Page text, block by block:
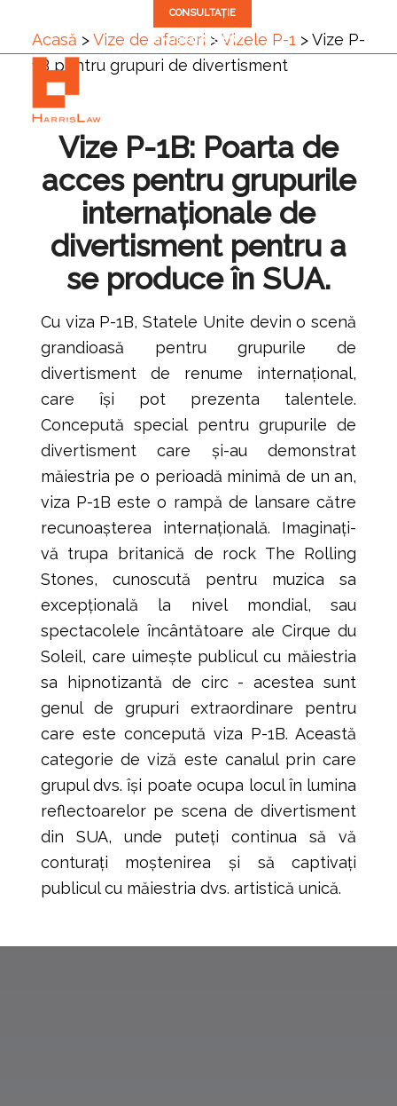
CONSULTAȚIE
✆ +1 (305) 792-8677
Acasă >Vize de afaceri >Vizele P-1 >Vize P-
1B pentru grupuri de divertisment
Vize P-1B: Poarta de
acces pentru grupurile
internaționale de
divertisment pentru a
se produce în SUA.
Cu viza P-1B, Statele Unite devin o scenă
grandioasă pentru grupurile de
divertisment de renume internațional,
care își pot prezenta talentele.
Concepută special pentru grupurile de
divertisment care și-au demonstrat
măiestria pe o perioadă minimă de un an,
viza P-1B este o rampă de lansare către
recunoașterea internațională. Imaginați-
vă trupa britanică de rock The Rolling
Stones, cunoscută pentru muzica sa
excepțională la nivel mondial, sau
spectacolele încântătoare ale Cirque du
Soleil, care uimește publicul cu măiestria
sa hipnotizantă de circ - acestea sunt
genul de grupuri extraordinare pentru
care este concepută viza P-1B. Această
categorie de viză este canalul prin care
grupul dvs. își poate ocupa locul în lumina
reflectoarelor pe scena de divertisment
din SUA, unde puteți continua să vă
conturați moștenirea și să captivați
publicul cu măiestria dvs. artistică unică.